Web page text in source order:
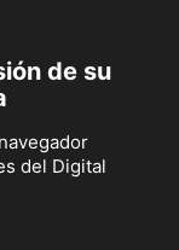
de su
del Digital